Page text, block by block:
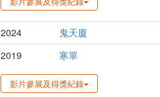
2024
鬼天廈
2019
寒單
影片參展及得獎紀錄